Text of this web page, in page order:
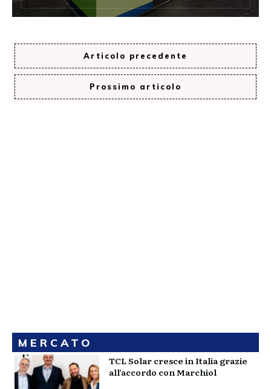
Articolo precedente
Prossimo articolo
MERCATO
TCL Solar cresce in Italia grazie
all’accordo con Marchiol